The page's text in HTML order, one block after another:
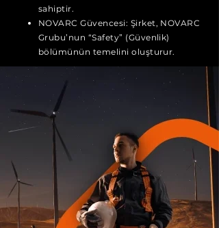
sahiptir.
NOVARC Güvencesi: Şirket, NOVARC
Grubu’nun “Safety” (Güvenlik)
bölümünün temelini oluşturur.